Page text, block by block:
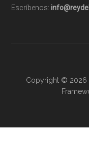
Escríbenos:
Copyright © 2026